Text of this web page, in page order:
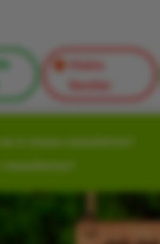
Visita
Escolar
à nossa newsletter!